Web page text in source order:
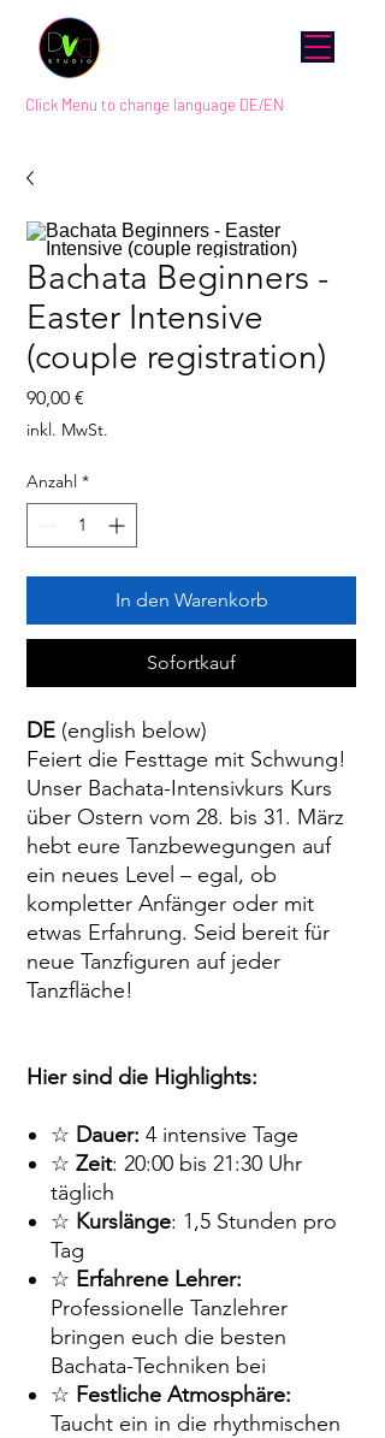
Click Menu to change language DE/EN
Bachata Beginners -
Easter Intensive
(couple registration)
90,00 €
inkl. MwSt.
Anzahl *
In den Warenkorb
Sofortkauf
DE (english below)
Feiert die Festtage mit Schwung!
Unser Bachata-Intensivkurs Kurs
über Ostern vom 28. bis 31. März
hebt eure Tanzbewegungen auf
ein neues Level – egal, ob
kompletter Anfänger oder mit
etwas Erfahrung. Seid bereit für
neue Tanzfiguren auf jeder
Tanzfläche!
Hier sind die Highlights:
☆ Dauer: 4 intensive Tage
☆ Zeit: 20:00 bis 21:30 Uhr
täglich
☆ Kurslänge: 1,5 Stunden pro
Tag
☆ Erfahrene Lehrer:
Professionelle Tanzlehrer
bringen euch die besten
Bachata-Techniken bei
☆ Festliche Atmosphäre:
Taucht ein in die rhythmischen